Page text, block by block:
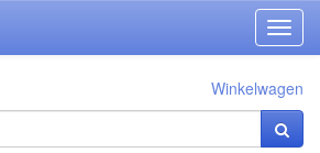
Winkelwagen